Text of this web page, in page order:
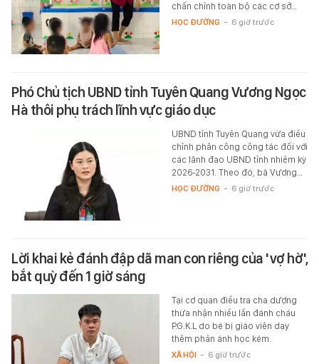
chấn chỉnh toàn bộ các cơ sở…
HỌC ĐƯỜNG - 6 giờ trước
Phó Chủ tịch UBND tỉnh Tuyên Quang Vương Ngọc
Hà thôi phụ trách lĩnh vực giáo dục
UBND tỉnh Tuyên Quang vừa điều
chỉnh phân công công tác đối với
các lãnh đạo UBND tỉnh nhiệm kỳ
2026-2031. Theo đó, bà Vương…
HỌC ĐƯỜNG - 6 giờ trước
Lời khai kẻ đánh đập dã man con riêng của 'vợ hờ',
bắt quỳ đến 1 giờ sáng
Tại cơ quan điều tra cha dượng
thừa nhận nhiều lần đánh cháu
P.G.K.L do bé bị giáo viên dạy
thêm phản ánh học kém.
XÃ HỘI - 6 giờ trước